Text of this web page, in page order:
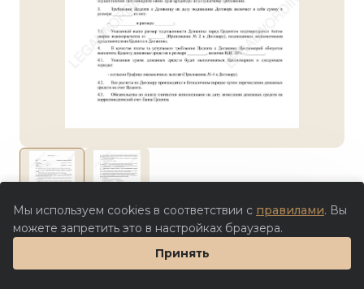
Цена партнера
Заполнить шаблон в Doczilla
Мы используем cookies в соответствии с правилами. Вы
можете запретить это в настройках браузера.
Принять